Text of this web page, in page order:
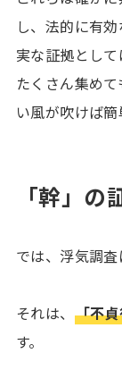
し、法的に有
実な証拠とし
たくさん集め
い風が吹けば簡
「幹」
では、浮気調査
それは、 「不
す。